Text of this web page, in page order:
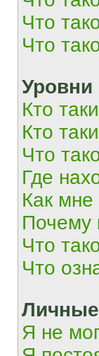
Что
Что
Уровни
Кто
Кто
Что
Где
Как мне
Почему
Что
Что
Я не